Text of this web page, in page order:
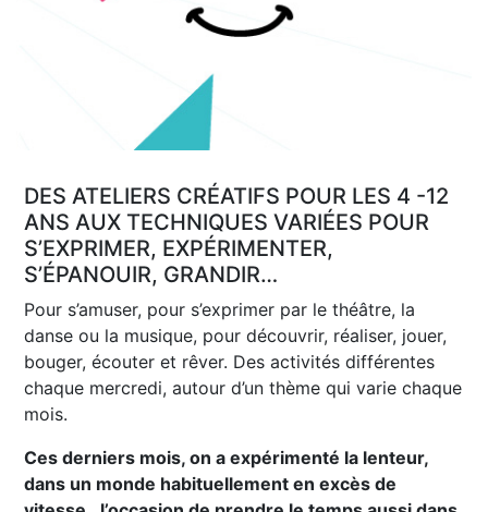
DES ATELIERS CRÉATIFS POUR LES 4 -12
ANS AUX TECHNIQUES VARIÉES POUR
S’EXPRIMER, EXPÉRIMENTER,
S’ÉPANOUIR, GRANDIR…
Pour s’amuser, pour s’exprimer par le théâtre, la
danse ou la musique, pour découvrir, réaliser, jouer,
bouger, écouter et rêver. Des activités différentes
chaque mercredi, autour d’un thème qui varie chaque
mois.
Ces derniers mois, on a expérimenté la lenteur,
dans un monde habituellement en excès de